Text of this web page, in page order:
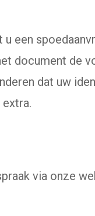
een
document de
dat uw
via onze